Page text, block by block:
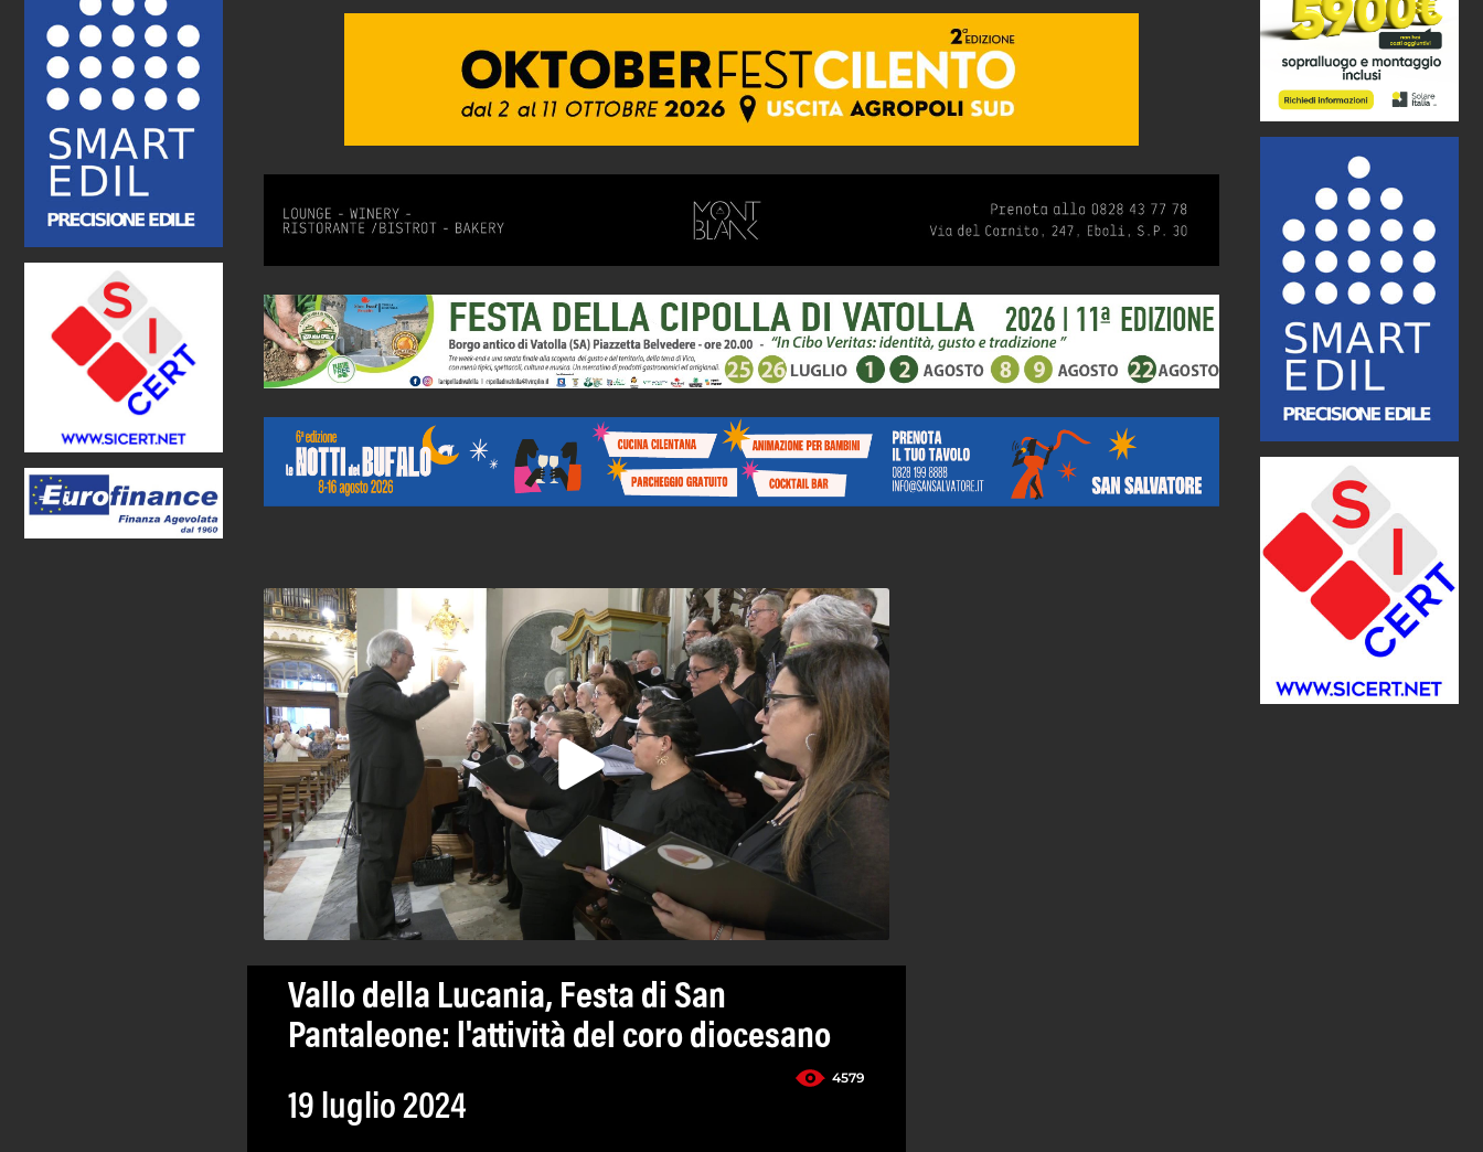
Vallo della Lucania, Festa di San
Pantaleone: l'attività del coro diocesano
4579
19 luglio 2024